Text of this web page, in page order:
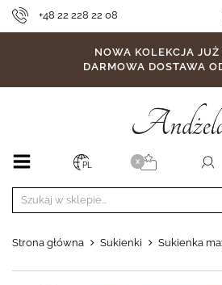
+48 22 228 22 08
NOWA KOLEKCJA
DARMOWA DOSTAWA
PL X
Strona główna Sukienki Sukienka